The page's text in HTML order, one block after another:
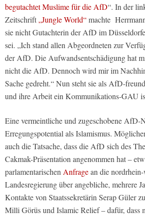
begutachtet Muslime für die AfD“. In der
Zeitschrift „Jungle World“machte
sie nicht Gutachterin der AfD im
sei. „Ich stand allen Abgeordneten zur
der AfD. Die Aufwandsentschädigung hat
nicht die AfD. Dennoch wird mir im
Sache gedreht.“Nun steht sie als AfD-
und ihre Arbeit ein Kommunikations-GAU
Eine vermeintliche und zugeschobene AfD-
Erregungspotential als Islamismus.
auch die Tatsache, dass die AfD sich des
Cakmak-Präsentation angenommen hat –
parlamentarischen Anfragean die
Landesregierung über angebliche, mehrere
Kontakte von Staatssekretärin Serap Güler
Milli Görüs und Islamic Relief – dafür, dass